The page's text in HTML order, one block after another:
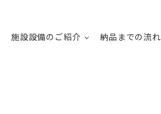
施設設備のご紹介 納品までの流れ